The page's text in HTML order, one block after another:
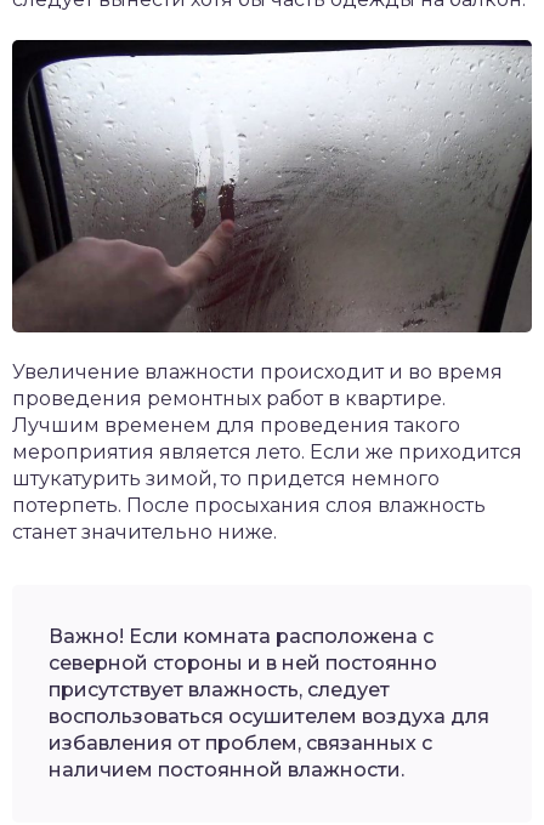
Увеличение влажности происходит и во время
проведения ремонтных работ в квартире.
Лучшим временем для проведения такого
мероприятия является лето. Если же приходится
штукатурить зимой, то придется немного
потерпеть. После просыхания слоя влажность
станет значительно ниже.
Важно! Если комната расположена с
северной стороны и в ней постоянно
присутствует влажность, следует
воспользоваться осушителем воздуха для
избавления от проблем, связанных с
наличием постоянной влажности.